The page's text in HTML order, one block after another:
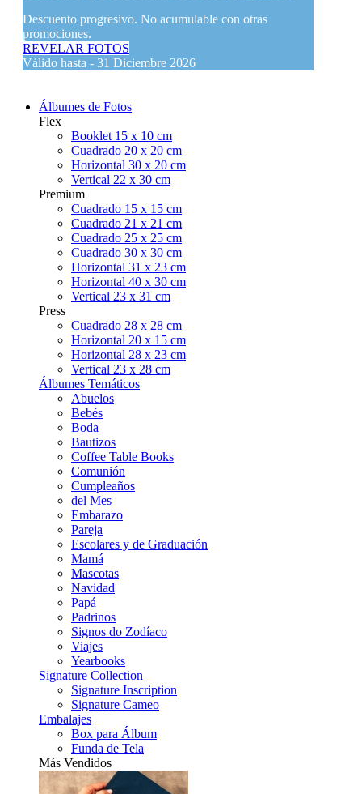
Descuento progresivo. No acumulable con otras
promociones.
REVELAR FOTOS
Válido hasta - 31 Diciembre 2026
Álbumes de Fotos
Flex
Booklet 15 x 10 cm
Cuadrado 20 x 20 cm
Horizontal 30 x 20 cm
Vertical 22 x 30 cm
Premium
Cuadrado 15 x 15 cm
Cuadrado 21 x 21 cm
Cuadrado 25 x 25 cm
Cuadrado 30 x 30 cm
Horizontal 31 x 23 cm
Horizontal 40 x 30 cm
Vertical 23 x 31 cm
Press
Cuadrado 28 x 28 cm
Horizontal 20 x 15 cm
Horizontal 28 x 23 cm
Vertical 23 x 28 cm
Álbumes Temáticos
Abuelos
Bebés
Boda
Bautizos
Coffee Table Books
Comunión
Cumpleaños
del Mes
Embarazo
Pareja
Escolares y de Graduación
Mamá
Mascotas
Navidad
Papá
Padrinos
Signos do Zodíaco
Viajes
Yearbooks
Signature Collection
Signature Inscription
Signature Cameo
Embalajes
Box para Álbum
Funda de Tela
Más Vendidos